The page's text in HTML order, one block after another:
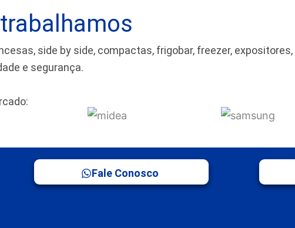
side by side, compactas, frigobar, freezer, expositores,
e segurança.
Fale Conosco